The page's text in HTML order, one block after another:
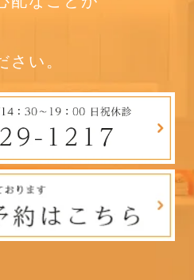
さい。